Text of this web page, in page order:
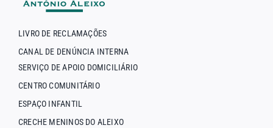
LIVRO DE RECLAMAÇÕES
CANAL DE DENÚNCIA INTERNA
SERVIÇO DE APOIO DOMICILIÁRIO
CENTRO COMUNITÁRIO
ESPAÇO INFANTIL
CRECHE MENINOS DO ALEIXO